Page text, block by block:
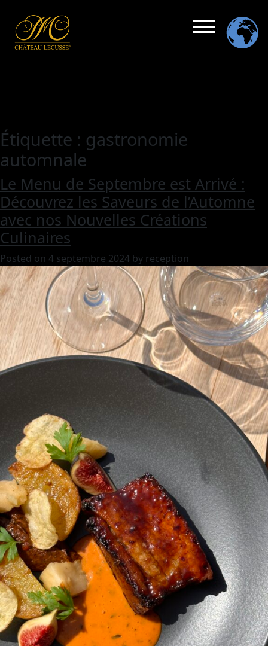
Étiquette : gastronomie
automnale
Le Menu de Septembre est Arrivé :
Découvrez les Saveurs de l’Automne
avec nos Nouvelles Créations
Culinaires
Posted on 4 septembre 2024 by reception